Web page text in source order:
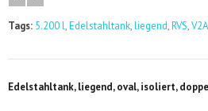
Tags: 5.200 l,Edelstahltank,liegend,RVS,V2A
Edelstahltank, liegend, oval, isoliert,